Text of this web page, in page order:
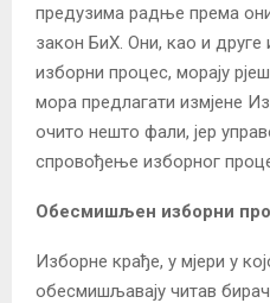
предузима радње према
закон БиХ. Они, као и друге
изборни процес, морају
мора предлагати измјене
очито нешто фали, јер
спровођење изборног
Обесмишљен изборни
Изборне крађе, у мјери у
обесмишљавају читав